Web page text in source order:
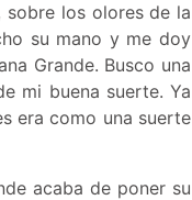
sobre los olores de la
su mano y me doy
Grande. Busco una
mi buena suerte. Ya
era como una suerte
acaba de poner su